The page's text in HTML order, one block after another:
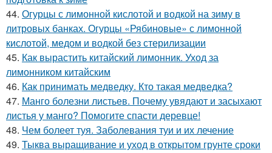
44. Огурцы с лимонной кислотой и водкой на зиму в
литровых банках. Огурцы «Рябиновые» с лимонной
кислотой, медом и водкой без стерилизации
45. Как вырастить китайский лимонник. Уход за
лимонником китайским
46. Как принимать медведку. Кто такая медведка?
47. Манго болезни листьев. Почему увядают и засыхают
листья у манго? Помогите спасти деревце!
48. Чем болеет туя. Заболевания туи и их лечение
49. Тыква выращивание и уход в открытом грунте сроки